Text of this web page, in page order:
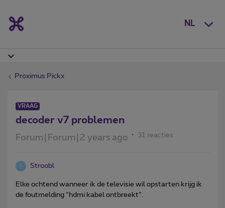
NL
Proximus Pickx
VRAAG
decoder v7 problemen
Forum|Forum|2 years ago 31 reacties
S Stroobl
Elke ochtend wanneer ik de televisie wil opstarten krijg ik
de foutmelding “hdmi kabel ontbreekt”.